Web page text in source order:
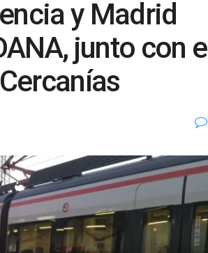
y Madrid
junto con el